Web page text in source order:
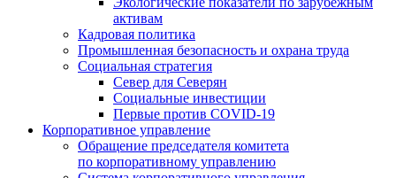
активам
Кадровая политика
Промышленная безопасность и охрана труда
Социальная стратегия
Север для Северян
Социальные инвестиции
Первые против COVID‑19
Корпоративное управление
Обращение председателя комитета
по корпоративному управлению